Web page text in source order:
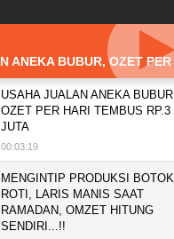
USAHA JUALAN ANEKA BUBUR,
OZET PER HARI TEMBUS RP.3
JUTA
00:03:19
MENGINTIP PRODUKSI BOTOK
ROTI, LARIS MANIS SAAT
RAMADAN, OMZET HITUNG
SENDIRI...!!